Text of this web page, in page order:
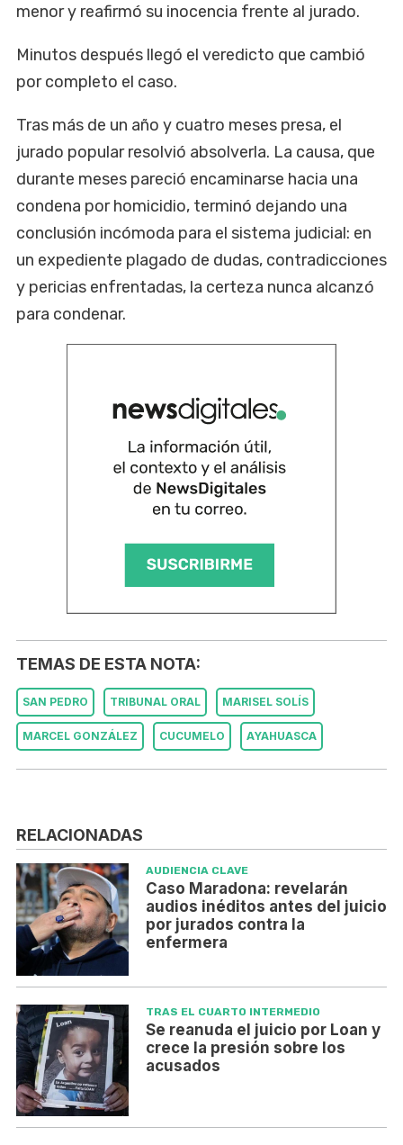
menor y reafirmó su inocencia frente al jurado.
Minutos después llegó el veredicto que cambió
por completo el caso.
Tras más de un año y cuatro meses presa, el
jurado popular resolvió absolverla. La causa, que
durante meses pareció encaminarse hacia una
condena por homicidio, terminó dejando una
conclusión incómoda para el sistema judicial: en
un expediente plagado de dudas, contradicciones
y pericias enfrentadas, la certeza nunca alcanzó
para condenar.
TEMAS DE ESTA NOTA:
SAN PEDRO TRIBUNAL ORAL MARISEL SOLÍS
MARCEL GONZÁLEZ CUCUMELO AYAHUASCA
RELACIONADAS
AUDIENCIA CLAVE
Caso Maradona: revelarán
audios inéditos antes del juicio
por jurados contra la
enfermera
TRAS EL CUARTO INTERMEDIO
Se reanuda el juicio por Loan y
crece la presión sobre los
acusados